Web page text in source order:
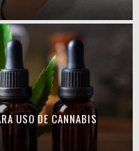
USO DE CANNABIS